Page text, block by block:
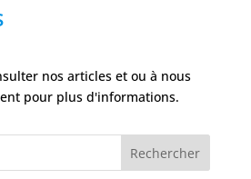
nos articles et ou à nous
pour plus d'informations.
Rechercher